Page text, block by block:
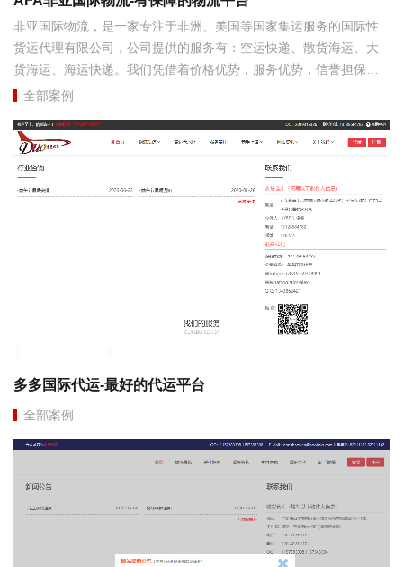
非亚国际物流，是一家专注于非洲、美国等国家集运服务的国际性
货运代理有限公司，公司提供的服务有：空运快递、散货海运、大
货海运、海运快递。我们凭借着价格优势，服务优势，信誉担保服
务赢得客户的信赖。我们的发货点在广州，我们设有独立仓库，拥
全部案例
多多国际代运-最好的代运平台
全部案例